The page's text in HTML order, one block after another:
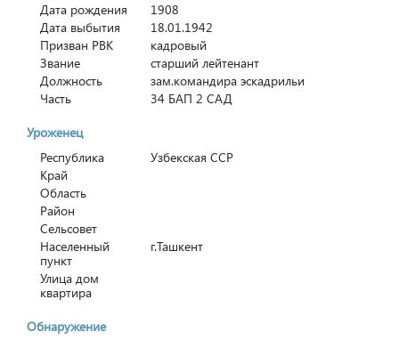
Дата рождения
1908
Дата выбытия
18.01.1942
Призван РВК
кадровый
Звание
старший лейтенант
Должность
зам.командира эскадрильи
Часть
34 БАП 2 САД
Уроженец
Республика
Узбекская ССР
Край
Область
Район
Сельсовет
Населенный
пункт
г.Ташкент
Улица дом
квартира
Обнаружение